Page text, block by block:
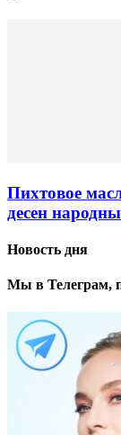
Пихтовое
десен
Новость дня
Мы в Телеграм,